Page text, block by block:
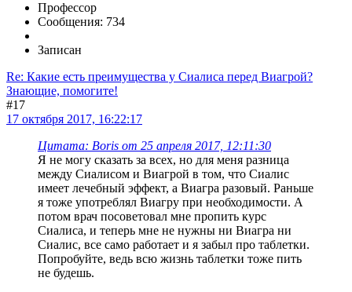
Профессор
Сообщения: 734
Записан
Re: Какие есть преимущества у Сиалиса перед Виагрой?
Знающие, помогите!
#17
17 октября 2017, 16:22:17
Цитата: Boris от 25 апреля 2017, 12:11:30
Я не могу сказать за всех, но для меня разница
между Сиалисом и Виагрой в том, что Сиалис
имеет лечебный эффект, а Виагра разовый. Раньше
я тоже употреблял Виагру при необходимости. А
потом врач посоветовал мне пропить курс
Сиалиса, и теперь мне не нужны ни Виагра ни
Сиалис, все само работает и я забыл про таблетки.
Попробуйте, ведь всю жизнь таблетки тоже пить
не будешь.